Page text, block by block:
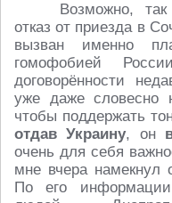
Возможно,
отказ от приезда в
вызван именно
гомофобией
договорённости
уже даже словесно
чтобы поддержать
отдав Украину, он
очень для себя
мне вчера намекнул
По его